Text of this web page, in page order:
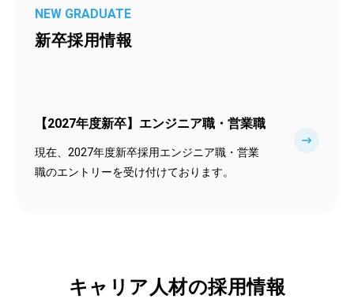
NEW GRADUATE
新卒採用情報
【2027年度新卒】エンジニア職・営業職
現在、2027年度新卒採用エンジニア職・営業
職のエントリーを受け付けております。
キャリア人材の採用情報